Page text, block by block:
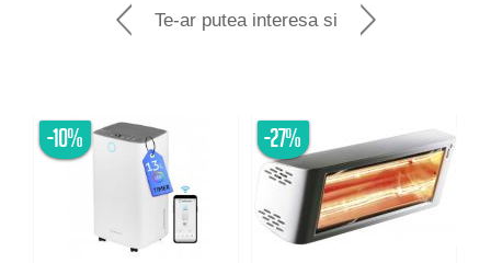
Te-ar putea interesa si
-10% -27%